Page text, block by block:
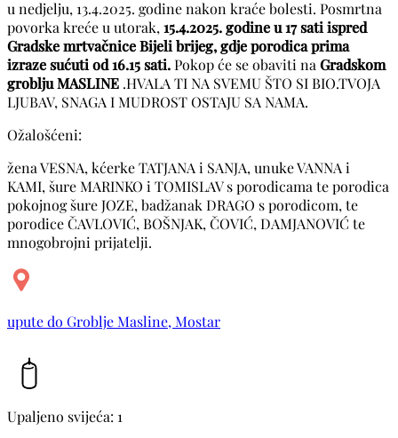
u nedjelju, 13.4.2025. godine nakon kraće bolesti. Posmrtna
povorka kreće u utorak, 15.4.2025. godine u 17 sati ispred
Gradske mrtvačnice Bijeli brijeg, gdje porodica prima
izraze sućuti od 16.15 sati.Pokop će se obaviti na Gradskom
groblju MASLINE .HVALA TI NA SVEMU ŠTO SI BIO.TVOJA
LJUBAV, SNAGA I MUDROST OSTAJU SA NAMA.
Ožalošćeni:
žena VESNA, kćerke TATJANA i SANJA, unuke VANNA i
KAMI, šure MARINKO i TOMISLAV s porodicama te porodica
pokojnog šure JOZE, badžanak DRAGO s porodicom, te
porodice ČAVLOVIĆ, BOŠNJAK, ČOVIĆ, DAMJANOVIĆ te
mnogobrojni prijatelji.
upute do Groblje Masline, Mostar
Upaljeno svijeća: 1